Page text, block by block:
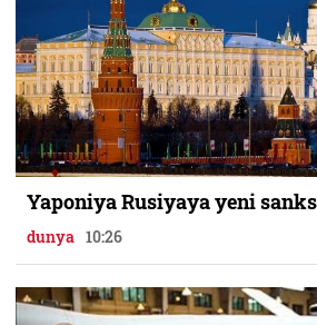
Yaponiya Rusiyaya yeni
dunya 10:26